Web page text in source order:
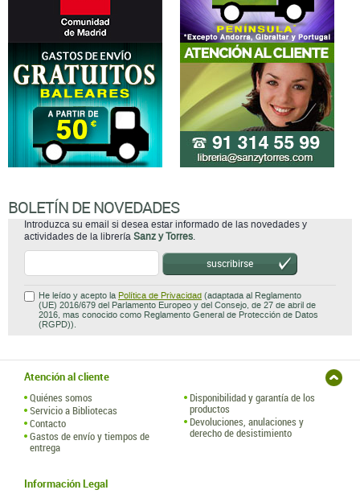
BOLETÍN DE NOVEDADES
Introduzca su email si desea estar informado de las novedades y
actividades de la librería Sanz y Torres.
suscribirse
He leído y acepto la Política de Privacidad (adaptada al Reglamento
(UE) 2016/679 del Parlamento Europeo y del Consejo, de 27 de abril de
2016, mas conocido como Reglamento General de Protección de Datos
(RGPD)).
Atención al cliente
Quiénes somos
Servicio a Bibliotecas
Contacto
Gastos de envío y tiempos de
entrega
Disponibilidad y garantía de los
productos
Devoluciones, anulaciones y
derecho de desistimiento
Información Legal